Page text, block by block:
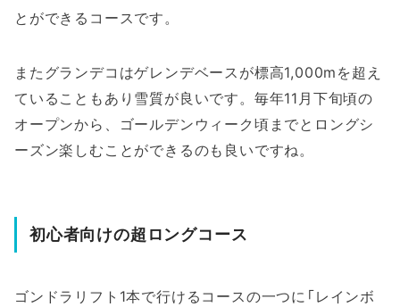
とができるコースです。
またグランデコはゲレンデベースが標高1,000mを超え
ていることもあり雪質が良いです。毎年11月下旬頃の
オープンから、ゴールデンウィーク頃までとロングシ
ーズン楽しむことができるのも良いですね。
初心者向けの超ロングコース
ゴンドラリフト1本で行けるコースの一つに「レインボ